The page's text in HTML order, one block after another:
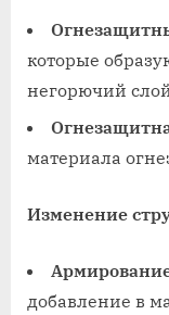
которые
негорючий
материала
Изменение
добавление в